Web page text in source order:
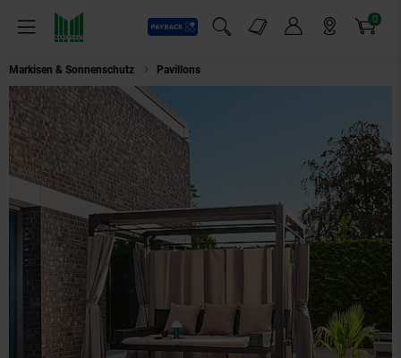
Menü
Payback
Suchfeld einblenden
Markt-Angebote 0
Artikel
Markisen & Sonnenschutz Pavillons